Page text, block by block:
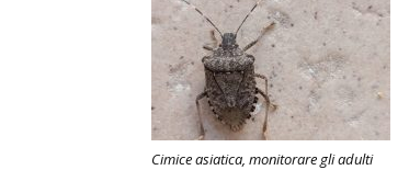
Cimice asiatica, monitorare gli adulti